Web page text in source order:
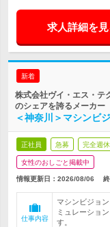
求人詳細を見
新着
株式会社ヴイ・エス・テ
のシェアを誇るメーカー
＜神奈川＞マシンビ
正社員 急募 完全週
女性のおしごと掲載中
情報更新日：2026/08/06
仕事内容
マシンビジョ
ミュレーショ
す。